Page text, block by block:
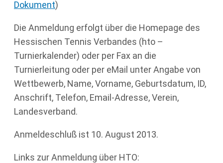
Dokument)
Die Anmeldung erfolgt über die Homepage des
Hessischen Tennis Verbandes (hto –
Turnierkalender) oder per Fax an die
Turnierleitung oder per eMail unter Angabe von
Wettbewerb, Name, Vorname, Geburtsdatum, ID,
Anschrift, Telefon, Email-Adresse, Verein,
Landesverband.
Anmeldeschluß ist 10. August 2013.
Links zur Anmeldung über HTO: